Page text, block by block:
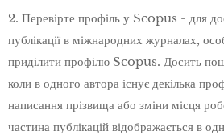
2. Перевірте профіль у Scopus - для
публікації в міжнародних журналах,
приділити профілю Scopus. Досить
коли в одного автора існує декілька
написання прізвища або зміни місця
частина публікацій відображається в